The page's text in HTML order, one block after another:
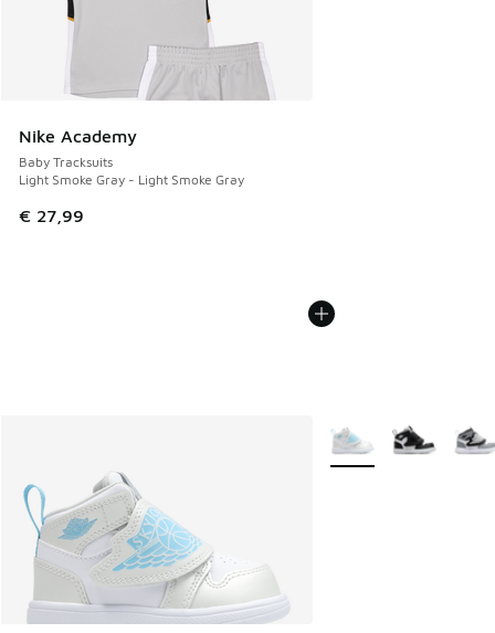
Nike Academy
Baby Tracksuits
Light Smoke Gray - Light Smoke Gray
€ 27,99
Meer kleuren